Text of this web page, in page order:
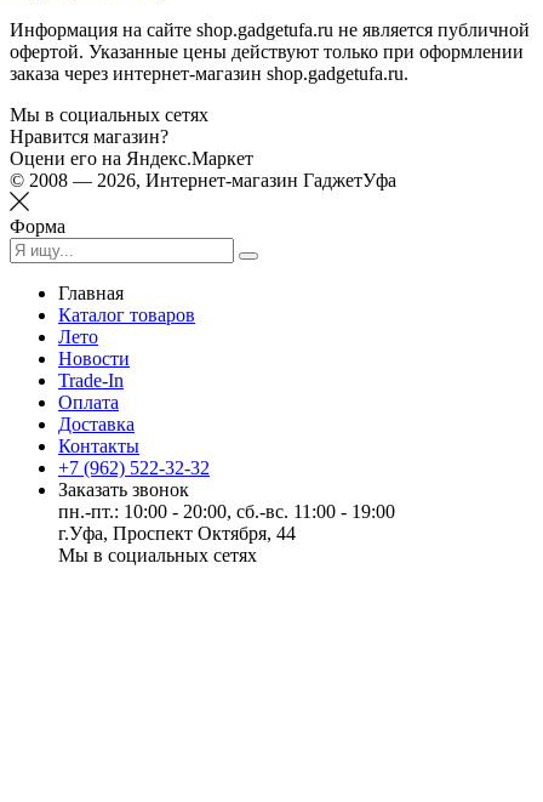
Информация на сайте shop.gadgetufa.ru не является публичной
офертой. Указанные цены действуют только при оформлении
заказа через интернет-магазин shop.gadgetufa.ru.
Мы в социальных сетях
Нравится магазин?
Оцени его на Яндекс.Маркет
© 2008 — 2026, Интернет-магазин ГаджетУфа
Форма
Главная
Каталог товаров
Лето
Новости
Trade-In
Оплата
Доставка
Контакты
+7 (962) 522-32-32
Заказать звонок
пн.-пт.: 10:00 - 20:00, сб.-вс. 11:00 - 19:00
г.Уфа, Проспект Октября, 44
Мы в социальных сетях